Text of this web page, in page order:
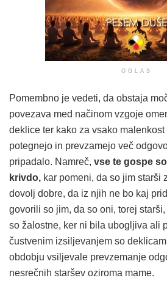
OGLAS
Pomembno je vedeti, da obstaja
povezava med načinom vzgoje
deklice ter kako za vsako
potegnejo in prevzamejo več
pripadalo. Namreč, vse te gospe
krivdo, kar pomeni, da so jim starši
dovolj dobre, da iz njih ne bo kaj
govorili so jim, da so oni, torej
so žalostne, ker ni bila ubogljiva ali
čustvenim izsiljevanjem so
obdobju vsiljevale prevzemanje
nesrečnih staršev oziroma mame.